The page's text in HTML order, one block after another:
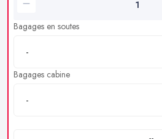
Bagages en soutes
Bagages cabine